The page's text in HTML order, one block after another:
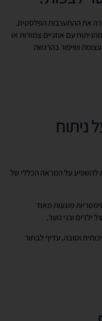
את ההתערבות הפלסטית.
עם אוזניים צמודות או
ושיפור בהרגשה
ניתוח
להשפיע על המראה הכללי של
פוגעות מאוד
ובני נוער.
וטובה, עדיף לבחור